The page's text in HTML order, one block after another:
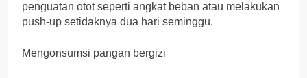
penguatan otot seperti angkat beban atau melakukan
push-up setidaknya dua hari seminggu.
Mengonsumsi pangan bergizi